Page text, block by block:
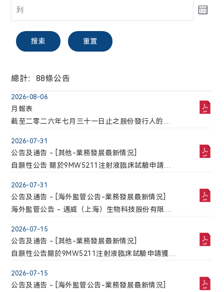
股票信息
搜索 重置
總計：88條公告
2026-08-06
月報表
截至二零二六年七月三十一日止之股份發行人的證
2026-07-31
公告及通告 - [其他-業務發展最新情況]
自願性公告 關於9MW5211注射液臨床試驗申請獲
2026-07-31
公告及通告 - [海外監管公告-業務發展最新情況]
海外監管公告 - 邁威（上海）生物科技股份有限公
2026-07-15
公告及通告 - [其他-業務發展最新情況]
自願性公告關於9MW5211注射液臨床試驗申請獲得
2026-07-15
公告及通告 - [海外監管公告-業務發展最新情況]
财務報告 H股
搜索
公司治理
股東提名人選參選董事的程序
發佈公司通訊之新安排
投資者關系聯絡
電話:
郵箱:
公司地址:
上海市浦東新區李冰路576号創想園3号樓